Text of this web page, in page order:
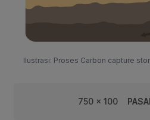
Ilustrasi: Proses Carbon capture
750 x 100